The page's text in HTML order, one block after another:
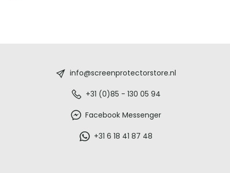
info@screenprotectorstore.nl
+31 (0)85 - 130 05 94
Facebook Messenger
+31 6 18 41 87 48